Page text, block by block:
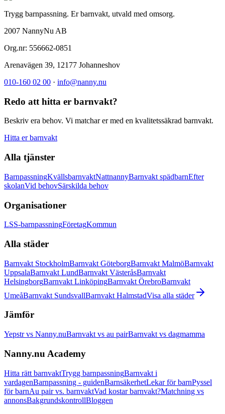
Trygg barnpassning. Er barnvakt, utvald med omsorg.
2007 NannyNu AB
Org.nr: 556662-0851
Arenavägen 39, 12177 Johanneshov
010-160 02 00 · info@nanny.nu
Redo att hitta er barnvakt?
Beskriv era behov. Vi matchar er med en kvalitetssäkrad barnvakt.
Hitta er barnvakt
Alla tjänster
BarnpassningKvällsbarnvaktNattnannyBarnvakt spädbarnEfter
skolanVid behovSärskilda behov
Organisationer
LSS-barnpassningFöretagKommun
Alla städer
Barnvakt StockholmBarnvakt GöteborgBarnvakt MalmöBarnvakt
UppsalaBarnvakt LundBarnvakt VästeråsBarnvakt
HelsingborgBarnvakt LinköpingBarnvakt ÖrebroBarnvakt
UmeåBarnvakt SundsvallBarnvakt HalmstadVisa alla städer
Jämför
Yepstr vs Nanny.nuBarnvakt vs au pairBarnvakt vs dagmamma
Nanny.nu Academy
Hitta rätt barnvaktTrygg barnpassningBarnvakt i
vardagenBarnpassning - guidenBarnsäkerhetLekar för barnPyssel
för barnAu pair vs. barnvaktVad kostar barnvakt?Matchning vs
annonsBakgrundskontrollBloggen